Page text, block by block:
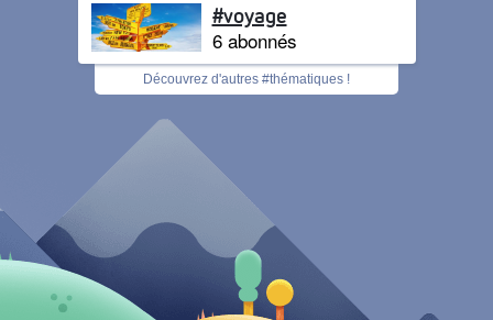
#voyage
6 abonnés
Découvrez d'autres #thématiques !